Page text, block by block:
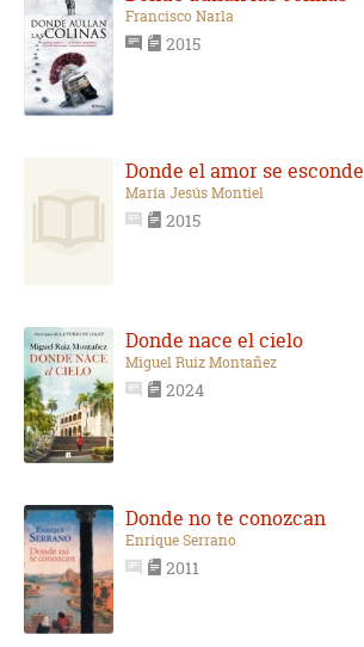
Francisco Narla
2015
Donde el amor se esconde
María Jesús Montiel
2015
Donde nace el cielo
Miguel Ruiz Montañez
2024
Donde no te conozcan
Enrique Serrano
2011